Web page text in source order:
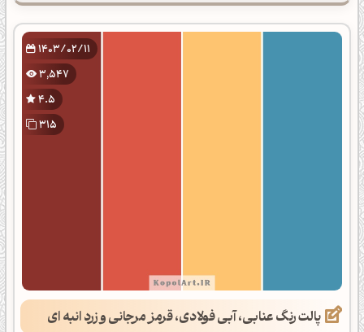
1403/02/11
3,547
4.5
315
پالت رنگ عنابی، آبی فولادی، قرمز مرجانی و زرد انبه ای